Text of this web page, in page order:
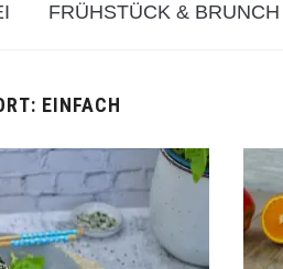
FRÜHSTÜCK & BRUNCH
EINFACH